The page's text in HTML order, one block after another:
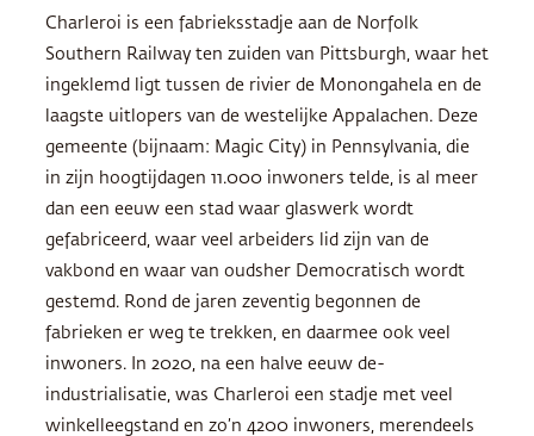
Charleroi is een fabrieksstadje aan de Norfolk
Southern Railway ten zuiden van Pittsburgh, waar het
ingeklemd ligt tussen de rivier de Monongahela en de
laagste uitlopers van de westelijke Appalachen. Deze
gemeente (bijnaam: Magic City) in Pennsylvania, die
in zijn hoogtijdagen 11.000 inwoners telde, is al meer
dan een eeuw een stad waar glaswerk wordt
gefabriceerd, waar veel arbeiders lid zijn van de
vakbond en waar van oudsher Democratisch wordt
gestemd. Rond de jaren zeventig begonnen de
fabrieken er weg te trekken, en daarmee ook veel
inwoners. In 2020, na een halve eeuw de-
industrialisatie, was Charleroi een stadje met veel
winkelleegstand en zo’n 4200 inwoners, merendeels